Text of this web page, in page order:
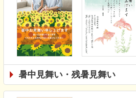
暑中見舞い・残暑見舞い